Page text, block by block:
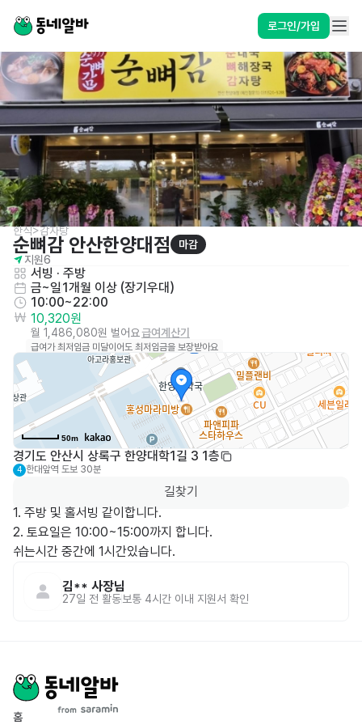
로그인/가입
한식>감자탕
순뼈감 안산한양대점
마감
지원6
서빙 · 주방
금~일1개월 이상 (장기우대)
10:00~22:00
10,320원
월 1,486,080원 벌어요급여계산기
급여가 최저임금 미달이어도 최저임금을 보장받아요
50m
경기도 안산시 상록구 한양대학1길 3 1층
4 한대앞역 도보 30분
길찾기
1. 주방 및 홀서빙 같이합니다.
2. 토요일은 10:00~15:00까지 합니다.
쉬는시간 중간에 1시간있습니다.
김** 사장님
27일 전 활동 보통 4시간 이내 지원서 확인
홈